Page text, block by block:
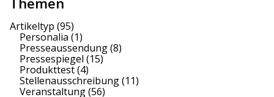
Artikeltyp (95)
Personalia (1)
Presseaussendung(8)
Pressespiegel (15)
Produkttest(4)
Stellenausschreibung(11)
Veranstaltung(56)